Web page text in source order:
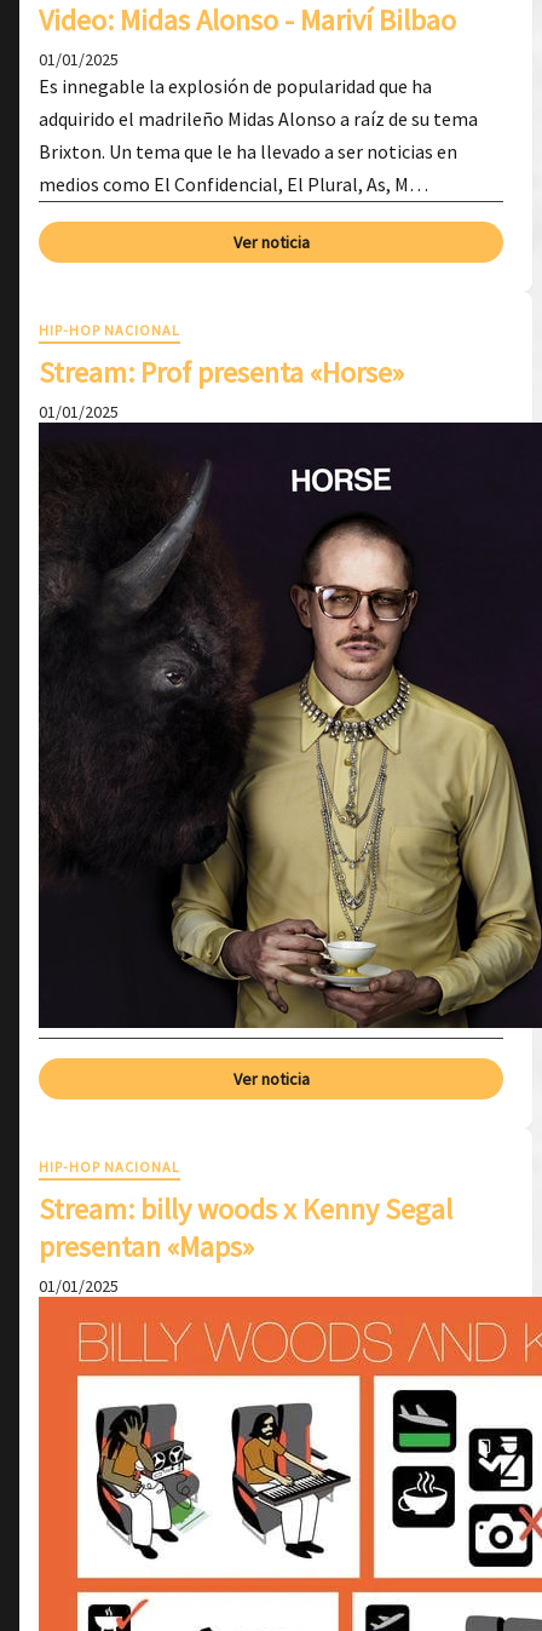
Video: Midas Alonso - Mariví Bilbao
01/01/2025
Es innegable la explosión de popularidad que ha
adquirido el madrileño Midas Alonso a raíz de su tema
Brixton. Un tema que le ha llevado a ser noticias en
medios como El Confidencial, El Plural, As, M…
Ver noticia
HIP-HOP NACIONAL
Stream: Prof presenta «Horse»
01/01/2025
Ver noticia
HIP-HOP NACIONAL
Stream: billy woods x Kenny Segal
presentan «Maps»
01/01/2025